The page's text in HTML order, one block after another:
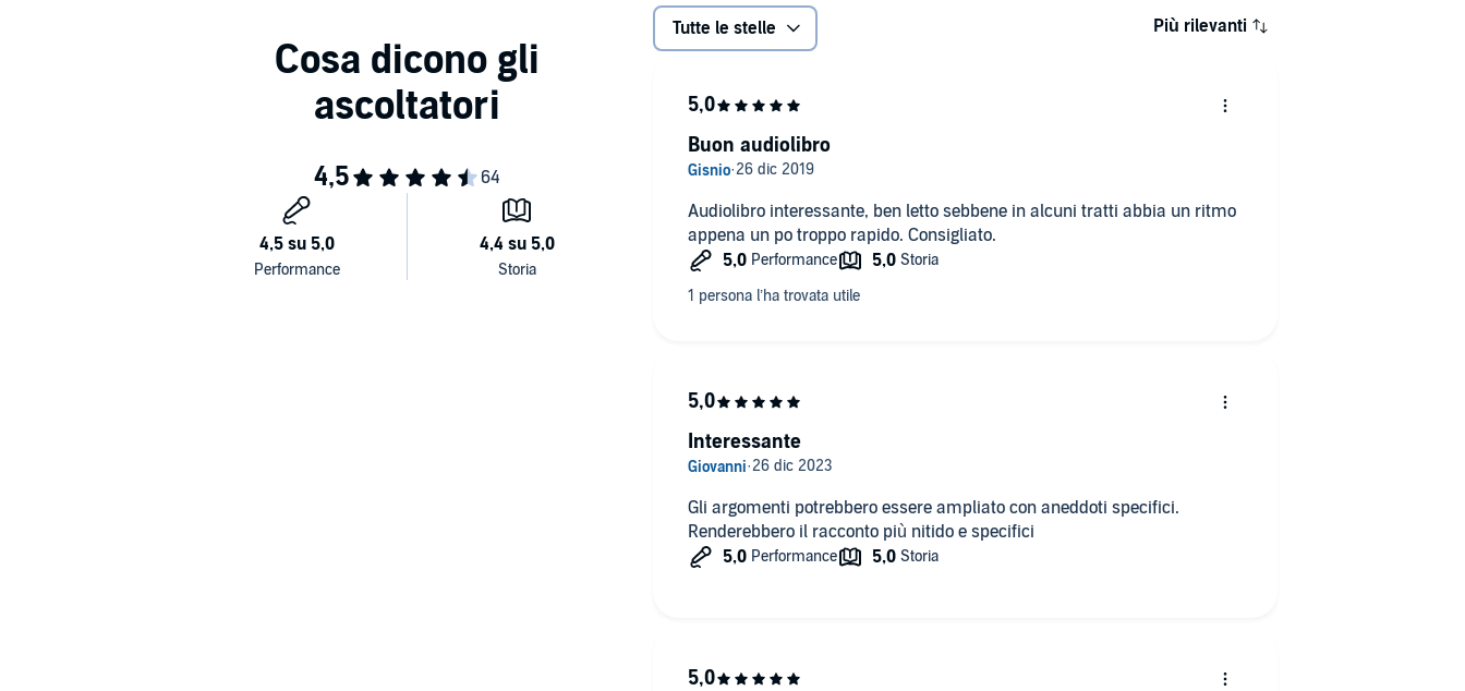
Tutte le stelle Più rilevanti
Audiolibro interessante, ben letto sebbene in alcuni tratti abbia un ritmo
appena un po troppo rapido. Consigliato.
Buon audiolibro
Gli argomenti potrebbero essere ampliato con aneddoti specifici.
Renderebbero il racconto più nitido e specifici
Interessante